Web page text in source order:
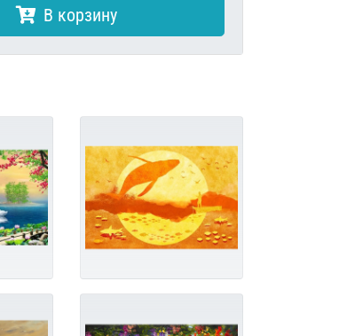
В корзину